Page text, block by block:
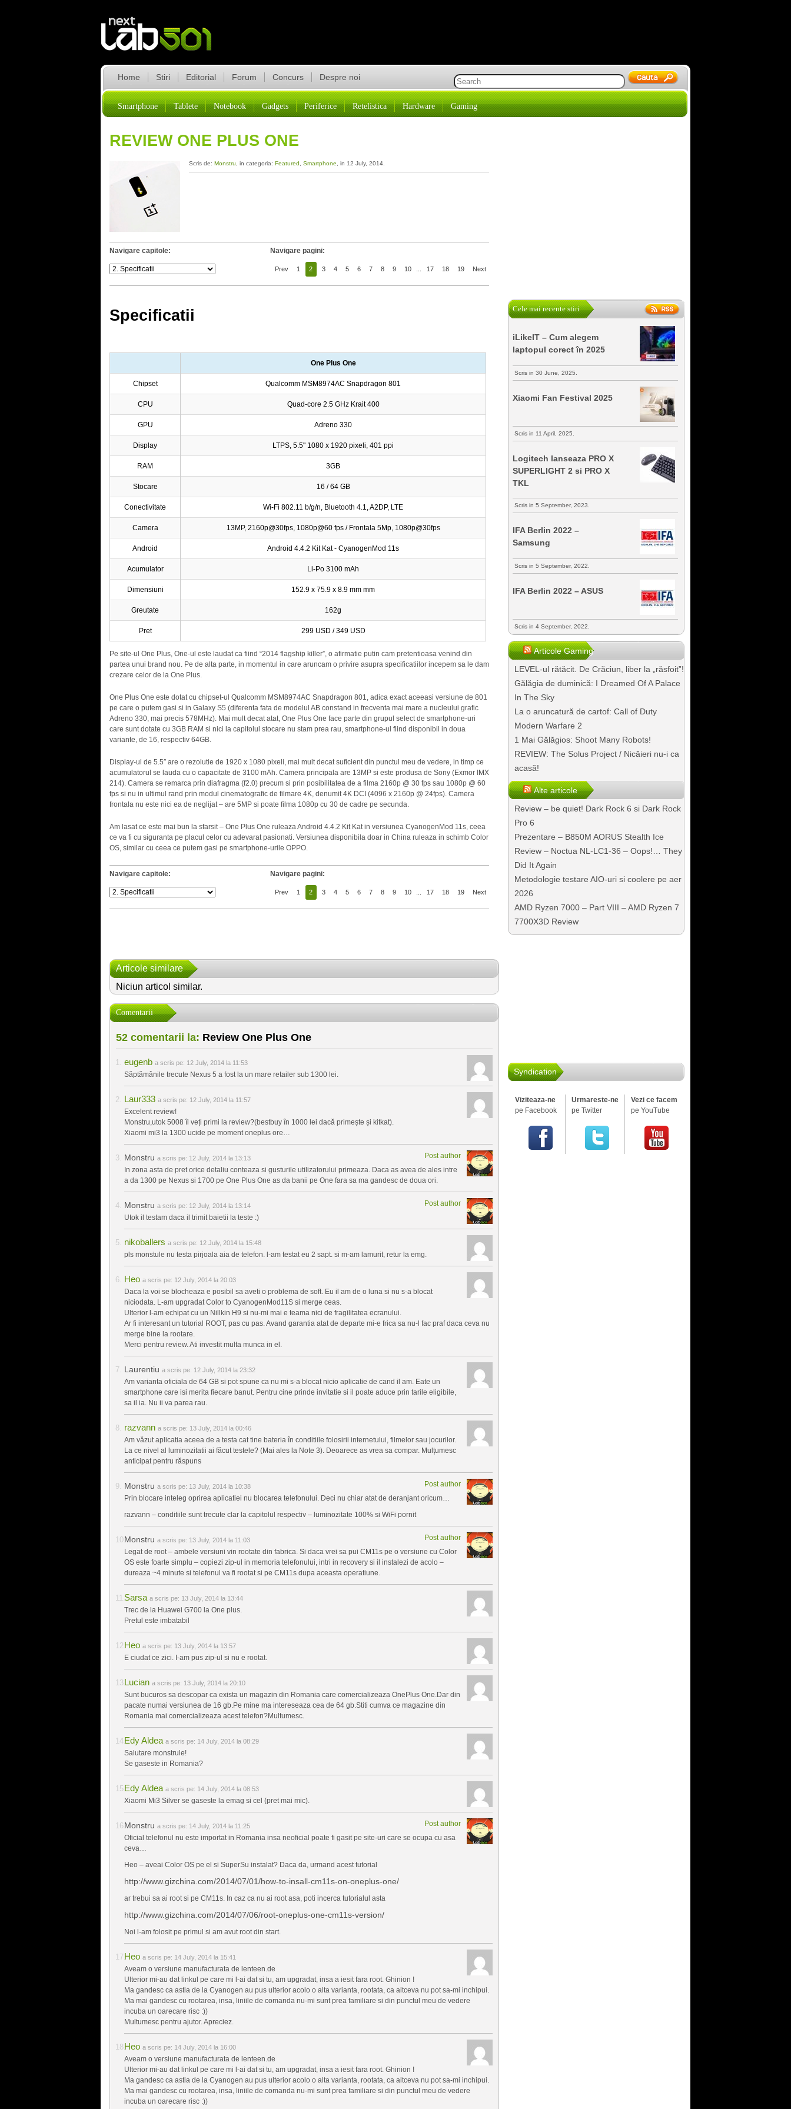
Home Stiri Editorial Forum Concurs Despre noi
Smartphone Tablete Notebook Gadgets Periferice Retelistica Hardware Gaming
REVIEW ONE PLUS ONE
Scris de: Monstru , in categoria: Featured Smartphone , in 12 July, 2014.
Navigare capitole: Navigare pagini:
Prev 1 2 3 4 5 6 7 8 9 10 17 18 19 Next
Specificatii
One Plus One
Chipset Qualcomm MSM8974AC Snapdragon 801
CPU Quad-core 2.5 GHz Krait 400
GPU Adreno 330
Display LTPS, 5.5" 1080 x 1920 pixeli, 401 ppi
RAM 3GB
Stocare 16 / 64 GB
Conectivitate Wi-Fi 802.11 b/g/n, Bluetooth 4.1, A2DP, LTE
Camera 13MP, 2160p@30fps, 1080p@60 fps / Frontala 5Mp, 1080p@30fps
Android Android 4.4.2 Kit Kat - CyanogenMod 11s
Acumulator Li-Po 3100 mAh
Dimensiuni 152.9 x 75.9 x 8.9 mm mm
Greutate 162g
Pret 299 USD / 349 USD
Pe site-ul One Plus, One-ul este laudat ca fiind “2014 flagship killer”, o afirmatie putin cam pretentioasa venind din
partea unui brand nou. Pe de alta parte, in momentul in care aruncam o privire asupra specificatiilor incepem sa le dam
crezare celor de la One Plus.
One Plus One este dotat cu chipset-ul Qualcomm MSM8974AC Snapdragon 801, adica exact aceeasi versiune de 801
pe care o putem gasi si in Galaxy S5 (diferenta fata de modelul AB constand in frecventa mai mare a nucleului grafic
Adreno 330, mai precis 578MHz). Mai mult decat atat, One Plus One face parte din grupul select de smartphone-uri
care sunt dotate cu 3GB RAM si nici la capitolul stocare nu stam prea rau, smartphone-ul fiind disponibil in doua
variante, de 16, respectiv 64GB.
Display-ul de 5.5″ are o rezolutie de 1920 x 1080 pixeli, mai mult decat suficient din punctul meu de vedere, in timp ce
acumulatorul se lauda cu o capacitate de 3100 mAh. Camera principala are 13MP si este produsa de Sony (Exmor IMX
214). Camera se remarca prin diafragma (f2.0) precum si prin posibilitatea de a filma 2160p @ 30 fps sau 1080p @ 60
fps si nu in ultimul rand prin modul cinematografic de filmare 4K, denumit 4K DCI (4096 x 2160p @ 24fps). Camera
frontala nu este nici ea de neglijat – are 5MP si poate filma 1080p cu 30 de cadre pe secunda.
Am lasat ce este mai bun la sfarsit – One Plus One ruleaza Android 4.4.2 Kit Kat in versiunea CyanogenMod 11s, ceea
ce va fi cu siguranta pe placul celor cu adevarat pasionati. Versiunea disponibila doar in China ruleaza in schimb Color
OS, similar cu ceea ce putem gasi pe smartphone-urile OPPO.
Navigare capitole: Navigare pagini:
Prev 1 2 3 4 5 6 7 8 9 10 17 18 19 Next
Articole similare
Niciun articol similar.
Comentarii
52 comentarii la: Review One Plus One
eugenb a scris pe: 12 July, 2014 la 11:53
Săptămânile trecute Nexus 5 a fost la un mare retailer sub 1300 lei.
Laur333 a scris pe: 12 July, 2014 la 11:57
Excelent review!
Monstru,utok 5008 îl veți primi la review?(bestbuy în 1000 lei dacă primește și kitkat).
Xiaomi mi3 la 1300 ucide pe moment oneplus ore…
Monstru Post author
a scris pe: 12 July, 2014 la 13:13
In zona asta de pret orice detaliu conteaza si gusturile utilizatorului primeaza. Daca as avea de ales intre
a da 1300 pe Nexus si 1700 pe One Plus One as da banii pe One fara sa ma gandesc de doua ori.
Monstru Post author
a scris pe: 12 July, 2014 la 13:14
Utok il testam daca il trimit baietii la teste :)
nikoballers a scris pe: 12 July, 2014 la 15:48
pls monstule nu testa pirjoala aia de telefon. l-am testat eu 2 sapt. si m-am lamurit, retur la emg.
Heo a scris pe: 12 July, 2014 la 20:03
Daca la voi se blocheaza e posibil sa aveti o problema de soft. Eu il am de o luna si nu s-a blocat
niciodata. L-am upgradat Color to CyanogenMod11S si merge ceas.
Ulterior l-am echipat cu un Nillkin H9 si nu-mi mai e teama nici de fragilitatea ecranului.
Ar fi interesant un tutorial ROOT, pas cu pas. Avand garantia atat de departe mi-e frica sa nu-l fac praf daca ceva nu
merge bine la rootare.
Merci pentru review. Ati investit multa munca in el.
Laurentiu a scris pe: 12 July, 2014 la 23:32
Am varianta oficiala de 64 GB si pot spune ca nu mi s-a blocat nicio aplicatie de cand il am. Eate un
smartphone care isi merita fiecare banut. Pentru cine prinde invitatie si il poate aduce prin tarile eligibile,
sa il ia. Nu ii va parea rau.
razvann a scris pe: 13 July, 2014 la 00:46
Am văzut aplicatia aceea de a testa cat tine bateria în conditiile folosirii internetului, filmelor sau jocurilor.
La ce nivel al luminozitatii ai făcut testele? (Mai ales la Note 3). Deoarece as vrea sa compar. Mulțumesc
anticipat pentru răspuns
Monstru Post author
a scris pe: 13 July, 2014 la 10:38
Prin blocare inteleg oprirea aplicatiei nu blocarea telefonului. Deci nu chiar atat de deranjant oricum…
razvann – conditiile sunt trecute clar la capitolul respectiv – luminozitate 100% si WiFi pornit
Monstru Post author
a scris pe: 13 July, 2014 la 11:03
Legat de root – ambele versiuni vin rootate din fabrica. Si daca vrei sa pui CM11s pe o versiune cu Color
OS este foarte simplu – copiezi zip-ul in memoria telefonului, intri in recovery si il instalezi de acolo –
dureaza ~4 minute si telefonul va fi rootat si pe CM11s dupa aceasta operatiune.
Sarsa a scris pe: 13 July, 2014 la 13:44
Trec de la Huawei G700 la One plus.
Pretul este imbatabil
Heo a scris pe: 13 July, 2014 la 13:57
E ciudat ce zici. I-am pus zip-ul si nu e rootat.
Lucian a scris pe: 13 July, 2014 la 20:10
Sunt bucuros sa descopar ca exista un magazin din Romania care comercializeaza OnePlus One.Dar din
pacate numai versiunea de 16 gb.Pe mine ma intereseaza cea de 64 gb.Stiti cumva ce magazine din
Romania mai comercializeaza acest telefon?Multumesc.
Edy Aldea a scris pe: 14 July, 2014 la 08:29
Salutare monstrule!
Se gaseste in Romania?
Edy Aldea a scris pe: 14 July, 2014 la 08:53
Xiaomi Mi3 Silver se gaseste la emag si cel (pret mai mic).
Monstru Post author
a scris pe: 14 July, 2014 la 11:25
Oficial telefonul nu este importat in Romania insa neoficial poate fi gasit pe site-uri care se ocupa cu asa
ceva…
Heo – aveai Color OS pe el si SuperSu instalat? Daca da, urmand acest tutorial
http://www.gizchina.com/2014/07/01/how-to-insall-cm11s-on-oneplus-one/
ar trebui sa ai root si pe CM11s. In caz ca nu ai root asa, poti incerca tutorialul asta
http://www.gizchina.com/2014/07/06/root-oneplus-one-cm11s-version/
Noi l-am folosit pe primul si am avut root din start.
Heo a scris pe: 14 July, 2014 la 15:41
Aveam o versiune manufacturata de lenteen.de
Ulterior mi-au dat linkul pe care mi l-ai dat si tu, am upgradat, insa a iesit fara root. Ghinion !
Ma gandesc ca astia de la Cyanogen au pus ulterior acolo o alta varianta, rootata, ca altceva nu pot sa-mi inchipui.
Ma mai gandesc cu rootarea, insa, liniile de comanda nu-mi sunt prea familiare si din punctul meu de vedere
incuba un oarecare risc :))
Multumesc pentru ajutor. Apreciez.
Heo a scris pe: 14 July, 2014 la 16:00
Aveam o versiune manufacturata de lenteen.de
Ulterior mi-au dat linkul pe care mi l-ai dat si tu, am upgradat, insa a iesit fara root. Ghinion !
Ma gandesc ca astia de la Cyanogen au pus ulterior acolo o alta varianta, rootata, ca altceva nu pot sa-mi inchipui.
Ma mai gandesc cu rootarea, insa, liniile de comanda nu-mi sunt prea familiare si din punctul meu de vedere
incuba un oarecare risc :))
Cele mai recente stiri
iLikeIT – Cum alegem
laptopul corect în 2025
Scris in 30 June, 2025.
Xiaomi Fan Festival 2025
Scris in 11 April, 2025.
Logitech lanseaza PRO X
SUPERLIGHT 2 si PRO X
TKL
Scris in 5 September, 2023.
IFA Berlin 2022 –
Samsung
Scris in 5 September, 2022.
IFA Berlin 2022 – ASUS
Scris in 4 September, 2022.
Articole Gaming
LEVEL-ul rătăcit. De Crăciun, liber la „răsfoit”!
Gălăgia de duminică: I Dreamed Of A Palace
In The Sky
La o aruncatură de cartof: Call of Duty
Modern Warfare 2
1 Mai Gălăgios: Shoot Many Robots!
REVIEW: The Solus Project / Nicăieri nu-i ca
acasă!
Alte articole
Review – be quiet! Dark Rock 6 si Dark Rock
Pro 6
Prezentare – B850M AORUS Stealth Ice
Review – Noctua NL-LC1-36 – Oops!… They
Did It Again
Metodologie testare AIO-uri si coolere pe aer
2026
AMD Ryzen 7000 – Part VIII – AMD Ryzen 7
7700X3D Review
Syndication
Viziteaza-ne
pe Facebook
Urmareste-ne
pe Twitter
Vezi ce facem
pe YouTube